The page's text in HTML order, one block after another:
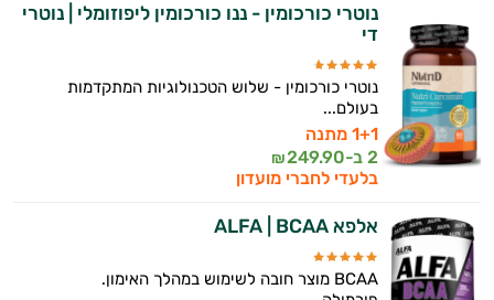
נוטרי כורכומין - ננו כורכומין ליפוזומלי | נוטרי
די
נוטרי כורכומין - שלוש הטכנולוגיות המתקדמות
בעולם...
1+1 מתנה
2 ב-
249.90
₪
בלעדי לחברי מועדון
אלפא ALFA | BCAA
BCAA מוצר חובה לשימוש במהלך האימון.
יום וגם בתחום הכושר והספורט.
המטרה שלי היא להתאים עבורך המלצות
אישיות מבוססות מדעית.
זה הזמן להתחיל. איך אוכל לעזור?